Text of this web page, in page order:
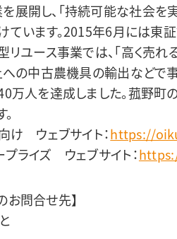
展開し、「持続可能な社会を
ています。2015年6月には東
リユース事業では、「高く売れ
への中古農機具の輸出などで
人を達成しました。菰野町
け ウェブサイト：https://
プライズ ウェブサイト：
お問合せ先】